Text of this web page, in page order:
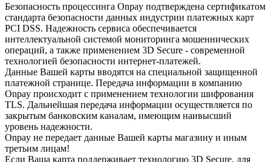
Безопасность процессинга Onpay подтверждена сертификатом
стандарта безопасности данных индустрии платежных карт
PCI DSS. Надежность сервиса обеспечивается
интеллектуальной системой мониторинга мошеннических
операций, а также применением 3D Secure - современной
технологией безопасности интернет-платежей.
Данные Вашей карты вводятся на специальной защищенной
платежной странице. Передача информации в компанию
Onpay происходит с применением технологии шифрования
TLS. Дальнейшая передача информации осуществляется по
закрытым банковским каналам, имеющим наивысший
уровень надежности.
Onpay не передает данные Вашей карты магазину и иным
третьим лицам!
Если Ваша карта поддерживает технологию 3D Secure, для